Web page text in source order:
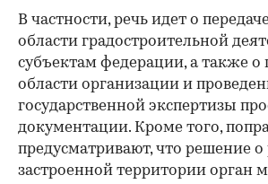
В частности, речь идет о
области градостроительной
субъектам федерации, а также о
области организации и
государственной экспертизы
документации. Кроме того,
предусматривают, что решение о
застроенной территории орган